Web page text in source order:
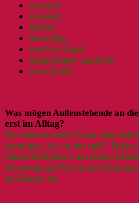
sensibel
verspielt
lebhaft
lernwillig
wach im Kopf
ausgeprägter Jagdtrieb
verschmust
Was mögen Außenstehende an
erst im Alltag?
Sie sehen in erster Linie einen
typischen „oh, ist der süß!“
einem Bodeguero um einen
bevorzugt auf Fincas und
im Einsatz ist.